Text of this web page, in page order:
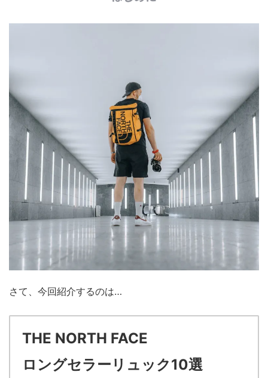
さて、今回紹介するのは…
THE NORTH FACE
ロングセラーリュック10選